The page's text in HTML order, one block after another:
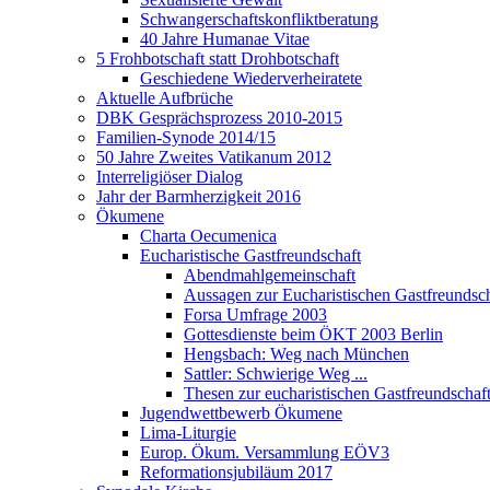
Schwangerschaftskonfliktberatung
40 Jahre Humanae Vitae
5 Frohbotschaft statt Drohbotschaft
Geschiedene Wiederverheiratete
Aktuelle Aufbrüche
DBK Gesprächsprozess 2010-2015
Familien-Synode 2014/15
50 Jahre Zweites Vatikanum 2012
Interreligiöser Dialog
Jahr der Barmherzigkeit 2016
Ökumene
Charta Oecumenica
Eucharistische Gastfreundschaft
Abendmahlgemeinschaft
Aussagen zur Eucharistischen
Forsa Umfrage 2003
Gottesdienste beim ÖKT 2003 Berlin
Hengsbach: Weg nach München
Sattler: Schwierige Weg ...
Thesen zur eucharistischen Gastfreundschaft
Jugendwettbewerb Ökumene
Lima-Liturgie
Europ. Ökum. Versammlung EÖV3
Reformationsjubiläum 2017